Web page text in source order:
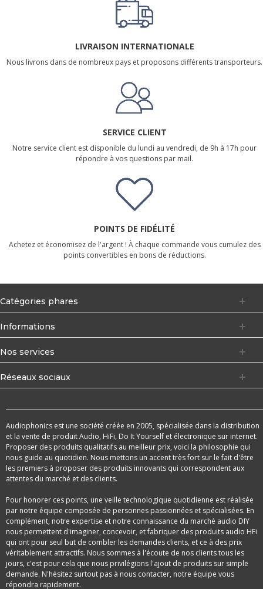
LIVRAISON INTERNATIONALE
Nous livrons dans de nombreux pays et proposons différents transporteurs.
SERVICE CLIENT
Notre service client est disponible du lundi au vendredi, de 9h à 17h pour
répondre à vos questions par mail.
POINTS DE FIDÉLITÉ
Achetez et économisez de l'argent ! À chaque commande vous cumulez des
points convertibles en bons de réductions.
Catégories phares
Informations
Nos services
Réseaux sociaux
Audiophonics est une société créée en 2005, spécialisée dans la distribution
et la vente de produit Audio, HiFi, Do It Yourself et électronique sur internet.
Proposer des produits qualitatifs au meilleur prix, voici la philosophie qui
nous guide au quotidien. Nous mettons un accent très fort sur le fait d'être
les premiers à proposer des produits innovants qui correspondent aux
attentes du marché et des clients.
Pour honorer ces points, une veille technologique quotidienne est réalisée
par notre équipe composée de personnes passionnées et spécialisées. En
complément, notre expertise et notre connaissance du marché audio DIY
nous permettent d'imaginer, concevoir, et fabriquer des produits audio HFi
qui ont pour seul but de combler les demandes clients, et ce à des prix
véritablement attractifs. Nous sommes à l'écoute de nos clients tous les
jours, c'est pour cela que nous privilégions l'ajout de produits sur simple
demande. N'hésitez surtout pas à nous contacter, notre équipe vous
répondra rapidement.